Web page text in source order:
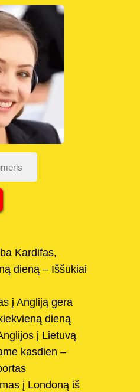
Kardifas,
dieną – Iššūkiai
į Angliją gera
dieną
į Lietuvą
kasdien –
į Londoną iš